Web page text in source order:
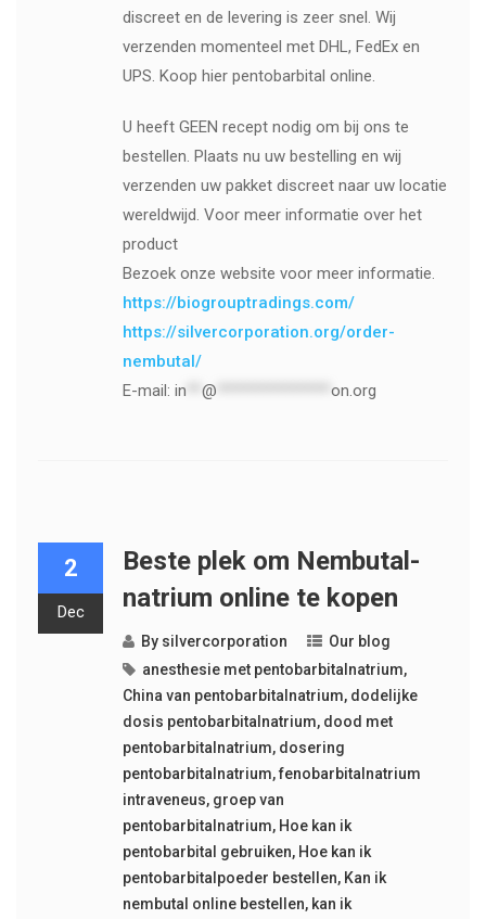
discreet en de levering is zeer snel. Wij
verzenden momenteel met DHL, FedEx en
UPS. Koop hier pentobarbital online.
U heeft GEEN recept nodig om bij ons te
bestellen. Plaats nu uw bestelling en wij
verzenden uw pakket discreet naar uw locatie
wereldwijd. Voor meer informatie over het
product
Bezoek onze website voor meer informatie.
https://biogrouptradings.com/
https://silvercorporation.org/order-
nembutal/
E-mail: in @ on.org
2
Dec
Beste plek om Nembutal-
natrium online te kopen
By silvercorporation
Our blog
anesthesie met pentobarbitalnatrium,
China van pentobarbitalnatrium, dodelijke
dosis pentobarbitalnatrium, dood met
pentobarbitalnatrium, dosering
pentobarbitalnatrium,fenobarbitalnatrium
intraveneus, groep van
pentobarbitalnatrium, Hoe kan ik
pentobarbital gebruiken, Hoe kan ik
pentobarbitalpoeder bestellen, Kan ik
nembutal online bestellen, kan ik